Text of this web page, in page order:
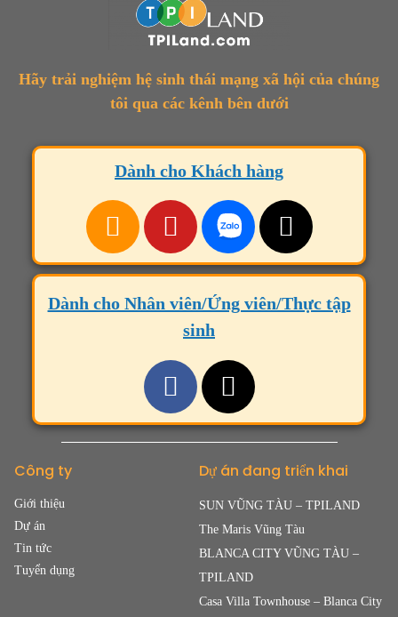
Hãy trải nghiệm hệ sinh thái mạng xã hội của chúng
tôi qua các kênh bên dưới
Dành cho Khách hàng
Dành cho Nhân viên/Ứng viên/Thực tập
sinh
Công ty
Giới thiệu
Dự án
Tin tức
Tuyển dụng
Dự án đang triển khai
SUN VŨNG TÀU – TPILAND
The Maris Vũng Tàu
BLANCA CITY VŨNG TÀU –
TPILAND
Casa Villa Townhouse – Blanca City